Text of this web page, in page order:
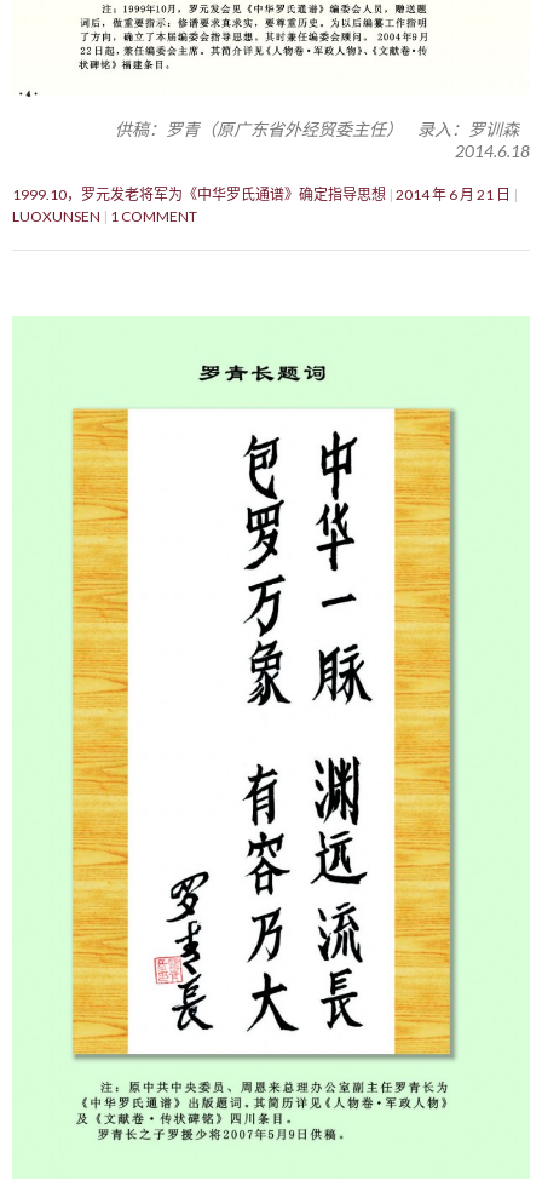
供稿：罗青（原广东省外经贸委主任） 录入：罗训森
2014.6.18
1999.10，罗元发老将军为《中华罗氏通谱》确定指导思想 2014 年 6 月 21 日
LUOXUNSEN
1 COMMENT